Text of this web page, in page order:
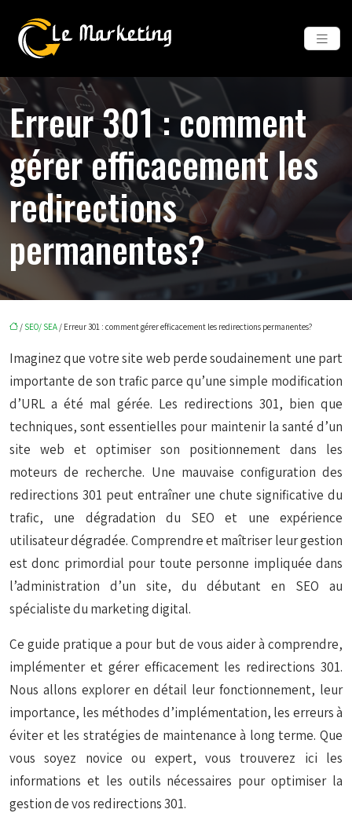
Erreur 301 : comment
gérer efficacement les
redirections
permanentes?
/ SEO/ SEA / Erreur 301 : comment gérer efficacement les redirections permanentes?
Imaginez que votre site web perde soudainement une part
importante de son trafic parce qu’une simple modification
d’URL a été mal gérée. Les redirections 301, bien que
techniques, sont essentielles pour maintenir la santé d’un
site web et optimiser son positionnement dans les
moteurs de recherche. Une mauvaise configuration des
redirections 301 peut entraîner une chute significative du
trafic, une dégradation du SEO et une expérience
utilisateur dégradée. Comprendre et maîtriser leur gestion
est donc primordial pour toute personne impliquée dans
l’administration d’un site, du débutant en SEO au
spécialiste du marketing digital.
Ce guide pratique a pour but de vous aider à comprendre,
implémenter et gérer efficacement les redirections 301.
Nous allons explorer en détail leur fonctionnement, leur
importance, les méthodes d’implémentation, les erreurs à
éviter et les stratégies de maintenance à long terme. Que
vous soyez novice ou expert, vous trouverez ici les
informations et les outils nécessaires pour optimiser la
gestion de vos redirections 301.